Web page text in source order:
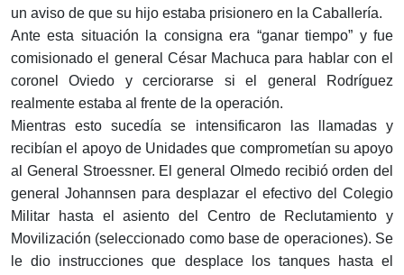
un aviso de que su hijo estaba prisionero en la Caballería.
Ante esta situación la consigna era “ganar tiempo” y fue
comisionado el general César Machuca para hablar con el
coronel Oviedo y cerciorarse si el general Rodríguez
realmente estaba al frente de la operación.
Mientras esto sucedía se intensificaron las llamadas y
recibían el apoyo de Unidades que comprometían su apoyo
al General Stroessner. El general Olmedo recibió orden del
general Johannsen para desplazar el efectivo del Colegio
Militar hasta el asiento del Centro de Reclutamiento y
Movilización (seleccionado como base de operaciones). Se
le dio instrucciones que desplace los tanques hasta el